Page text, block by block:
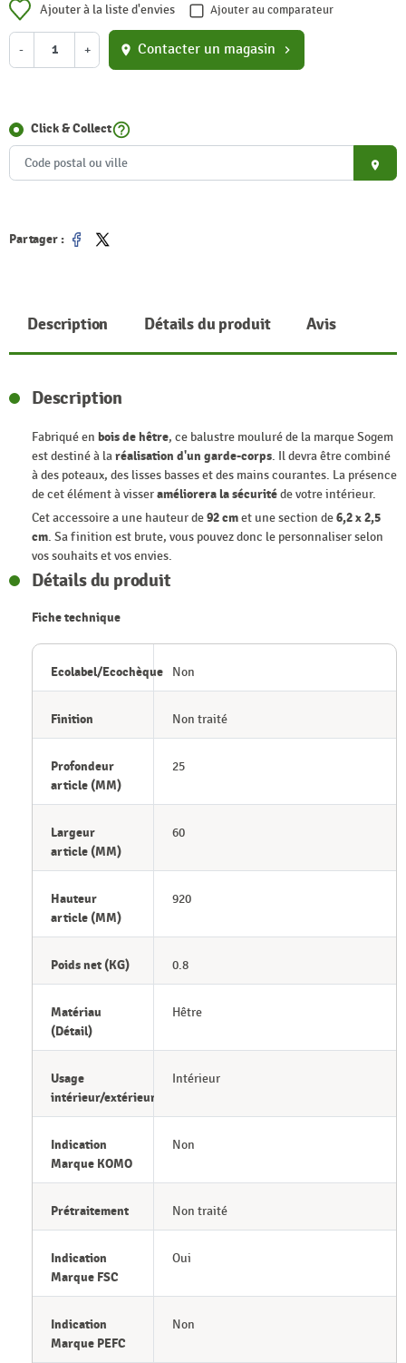
Ajouter à la liste d'envies Ajouter au comparateur
- + location_on Contacter un magasin chevron_right
Click & Collecthelp_outline
place
Partager :
Partager
Tweet
Description Détails du produit Avis
Description
Fabriqué en bois de hêtre, ce balustre mouluré de la marque Sogem
est destiné à laréalisation d'un garde-corps. Il devra être combiné
à des poteaux, des lisses basses et des mains courantes. La présence
de cet élément à visseraméliorera la sécuritéde votre intérieur.
Cet accessoire a une hauteur de92 cmet une section de6,2 x 2,5
cm. Sa finition est brute, vous pouvez donc le personnaliser selon
vos souhaits et vos envies.
Détails du produit
Fiche technique
Ecolabel/Ecochèque Non
Finition Non traité
Profondeur
article (MM)
25
Largeur
article (MM)
60
Hauteur
article (MM)
920
Poids net (KG) 0.8
Matériau
(Détail)
Hêtre
Usage
intérieur/extérieur
Intérieur
Indication
Marque KOMO
Non
Prétraitement Non traité
Indication
Marque FSC
Oui
Indication
Marque PEFC
Non